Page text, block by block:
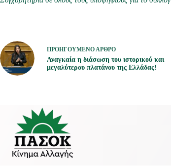
ΠΡΟΗΓΟΎΜΕΝΟΆΡΘΡΟ
Αναγκαία η διάσωση του ιστορικού και
μεγαλύτερου πλατάνου της Ελλάδας!